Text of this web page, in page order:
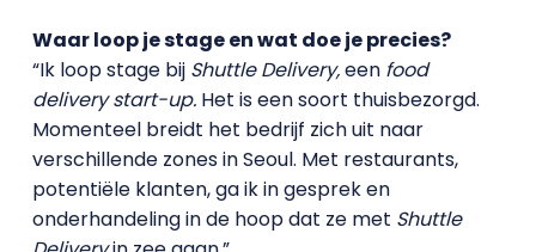
Waar loop je stage en wat doe je precies?
“Ik loop stage bij Shuttle Delivery,een food
delivery start-up.Het is een soort thuisbezorgd.
Momenteel breidt het bedrijf zich uit naar
verschillende zones in Seoul. Met restaurants,
potentiële klanten, ga ik in gesprek en
onderhandeling in de hoop dat ze met Shuttle